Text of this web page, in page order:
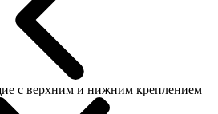
с верхним и нижним креплением